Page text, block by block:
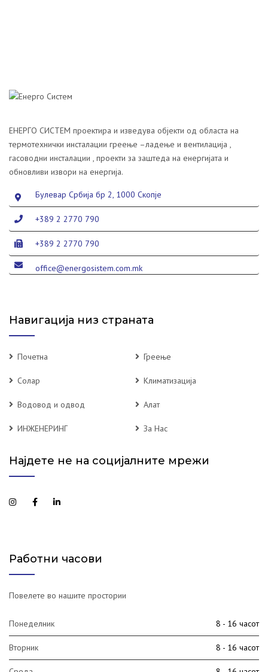
ЕНЕРГО СИСТЕМ проектира и изведува објекти од областа на
термотехнички инсталации греење –ладење и вентилација ,
гасоводни инсталации , проекти за заштеда на енергијата и
обновливи извори на енергија.
Булевар Србија бр 2, 1000 Скопје
+389 2 2770 790
+389 2 2770 790
office@energosistem.com.mk
Навигација низ страната
Почетна Греење
Солар Климатизација
Водовод и одвод Алат
ИНЖЕНЕРИНГ За Нас
Најдете не на социјалните мрежи
Работни часови
Повелете во нашите простории
Понеделник 8 - 16 часот
Вторник 8 - 16 часот